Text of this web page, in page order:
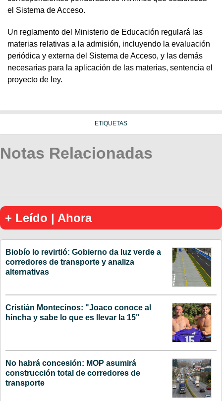
el Sistema de Acceso.
Un reglamento del Ministerio de Educación regulará las
materias relativas a la admisión, incluyendo la evaluación
periódica y externa del Sistema de Acceso, y las demás
necesarias para la aplicación de las materias, sentencia el
proyecto de ley.
ETIQUETAS
Notas Relacionadas
+ Leído | Ahora
Biobío lo revirtió: Gobierno da luz verde a
corredores de transporte y analiza
alternativas
Cristián Montecinos: "Joaco conoce al
hincha y sabe lo que es llevar la 15"
No habrá concesión: MOP asumirá
construcción total de corredores de
transporte